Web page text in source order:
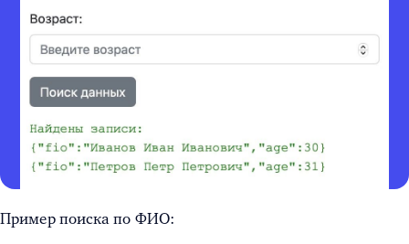
Пример поиска по ФИО: